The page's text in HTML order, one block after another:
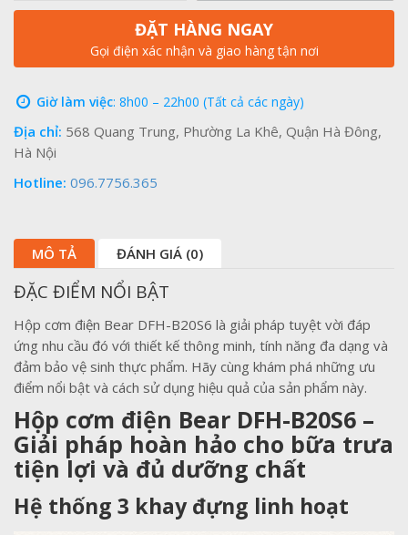
ĐẶT HÀNG NGAY
Gọi điện xác nhận và giao hàng tận nơi
Giờ làm việc: 8h00 – 22h00 (Tất cả các ngày)
Địa chỉ: 568 Quang Trung, Phường La Khê, Quận Hà Đông,
Hà Nội
Hotline: 096.7756.365
MÔ TẢ ĐÁNH GIÁ (0)
ĐẶC ĐIỂM NỔI BẬT
Hộp cơm điện Bear DFH-B20S6 là giải pháp tuyệt vời đáp
ứng nhu cầu đó với thiết kế thông minh, tính năng đa dạng và
đảm bảo vệ sinh thực phẩm. Hãy cùng khám phá những ưu
điểm nổi bật và cách sử dụng hiệu quả của sản phẩm này.
Hộp cơm điện Bear DFH-B20S6 –
Giải pháp hoàn hảo cho bữa trưa
tiện lợi và đủ dưỡng chất
Hệ thống 3 khay đựng linh hoạt